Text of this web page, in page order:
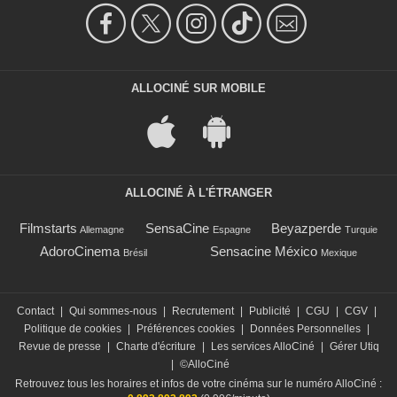
ALLOCINÉ SUR MOBILE
ALLOCINÉ À L'ÉTRANGER
Filmstarts Allemagne SensaCine Espagne Beyazperde Turquie
AdoroCinema Brésil Sensacine México Mexique
Contact Qui sommes-nous Recrutement Publicité CGU CGV
Politique de cookies
Préférences cookies Données Personnelles
Revue de presse
Charte d'écriture Les services AlloCiné
Gérer Utiq
©AlloCiné
Retrouvez tous les horaires et infos de votre cinéma sur le numéro AlloCiné :